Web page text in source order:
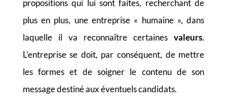
propositions qui lui sont faites, recherchant de
plus en plus, une entreprise « humaine », dans
laquelle il va reconnaître certainesvaleurs.
L’entreprise se doit, par conséquent, de mettre
les formes et de soigner le contenu de son
message destiné aux éventuels candidats.